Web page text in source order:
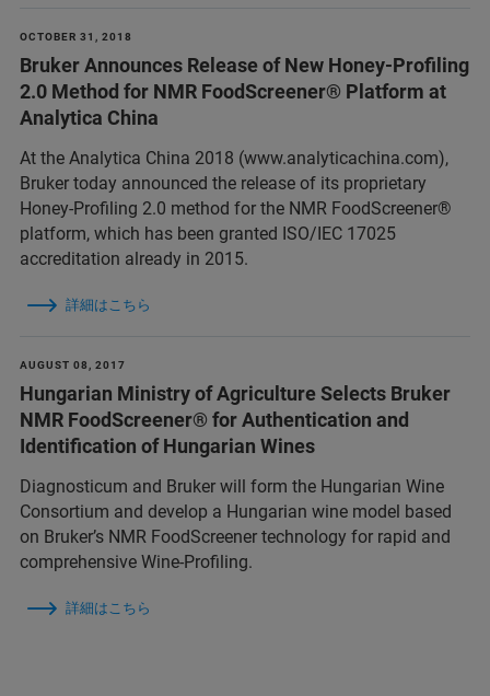
OCTOBER 31, 2018
Bruker Announces Release of New Honey-Profiling
2.0 Method for NMR FoodScreener® Platform at
Analytica China
At the Analytica China 2018 (www.analyticachina.com),
Bruker today announced the release of its proprietary
Honey-Profiling 2.0 method for the NMR FoodScreener®
platform, which has been granted ISO/IEC 17025
accreditation already in 2015.
詳細はこちら
AUGUST 08, 2017
Hungarian Ministry of Agriculture Selects Bruker
NMR FoodScreener® for Authentication and
Identification of Hungarian Wines
Diagnosticum and Bruker will form the Hungarian Wine
Consortium and develop a Hungarian wine model based
on Bruker’s NMR FoodScreener technology for rapid and
comprehensive Wine-Profiling.
詳細はこちら